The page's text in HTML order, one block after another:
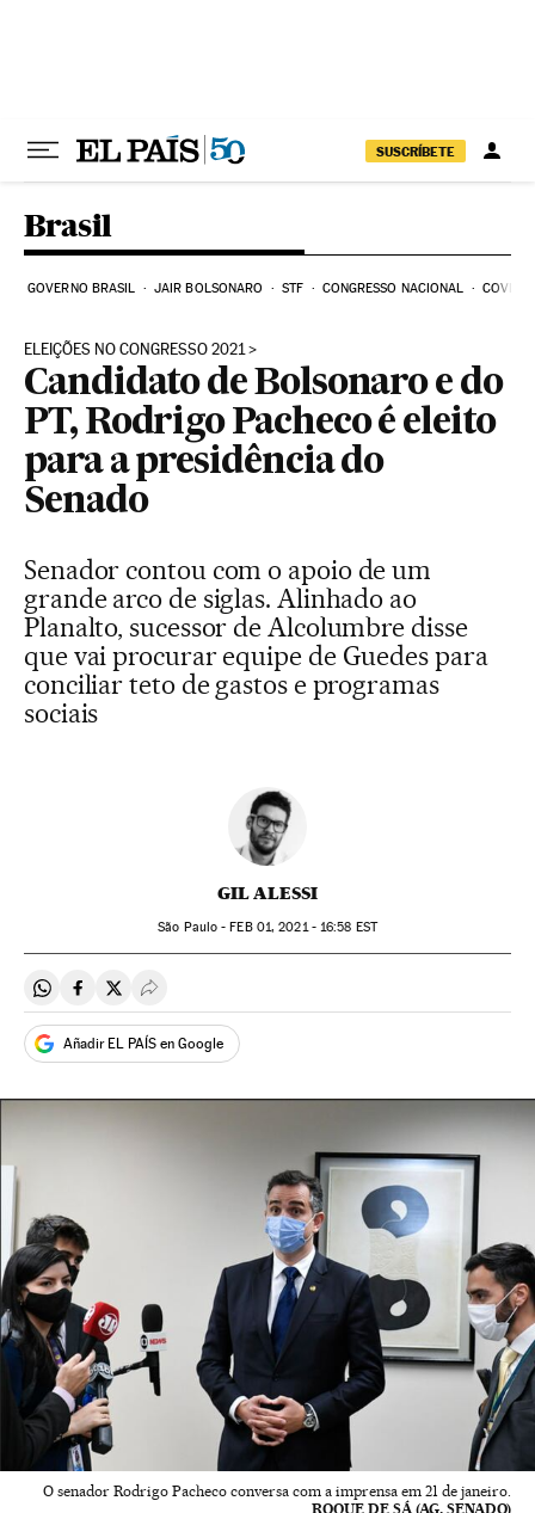
SUSCRÍBETE
Brasil
GOVERNO BRASIL JAIR BOLSONARO STF CONGRESSO NACIONAL COVID-
ELEIÇÕES NO CONGRESSO 2021
Candidato de Bolsonaro e do
PT, Rodrigo Pacheco é eleito
para a presidência do
Senado
Senador contou com o apoio de um
grande arco de siglas. Alinhado ao
Planalto, sucessor de Alcolumbre disse
que vai procurar equipe de Guedes para
conciliar teto de gastos e programas
sociais
GIL ALESSI
São Paulo -FEB01, 2021 - 16:58 EST
Compartir en Whatsapp
Compartir en Facebook
Compartir en Twitter
Desplegar Redes Sociales
Añadir EL PAÍS en Google
O senador Rodrigo Pacheco conversa com a imprensa em 21 de janeiro.
ROQUE DE SÁ (AG. SENADO)